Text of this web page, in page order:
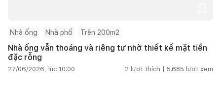
Nhà ống Nhà phố Trên 200m2
Nhà ống vẫn thoáng và riêng tư nhờ thiết kế mặt tiền
đặc rỗng
27/06/2026, lúc 10:00 2 lượt thích | 5.685 lượt xem